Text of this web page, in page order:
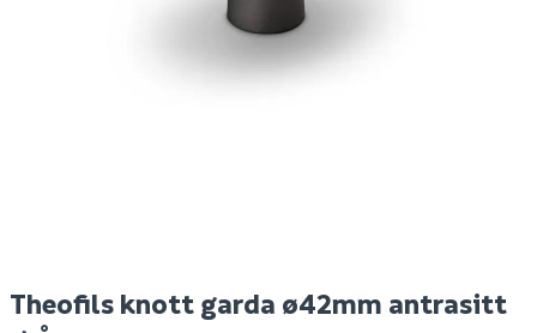
95
Theofils knott garda ø42mm antrasitt